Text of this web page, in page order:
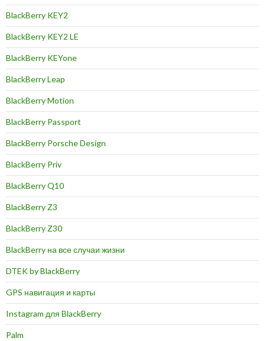
BlackBerry KEY2
BlackBerry KEY2 LE
BlackBerry KEYone
BlackBerry Leap
BlackBerry Motion
BlackBerry Passport
BlackBerry Porsche Design
BlackBerry Priv
BlackBerry Q10
BlackBerry Z3
BlackBerry Z30
BlackBerry на все случаи жизни
DTEK by BlackBerry
GPS навигация и карты
Instagram для BlackBerry
Palm